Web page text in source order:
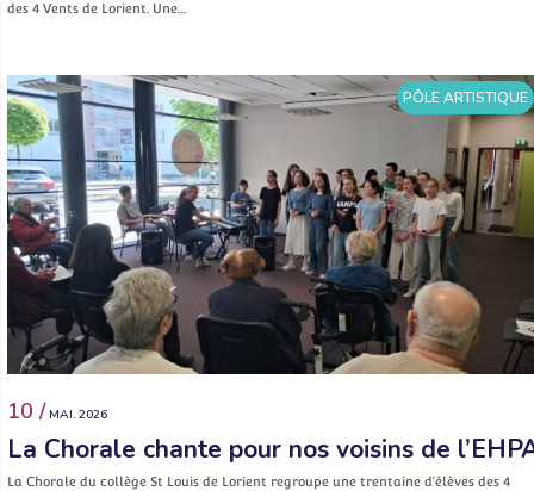
des 4 Vents de Lorient. Une…
PÔLE ARTISTIQUE
10 / MAI. 2026
La Chorale chante pour nos voisins de
La Chorale du collège St Louis de Lorient regroupe une trentaine d’élèves des 4